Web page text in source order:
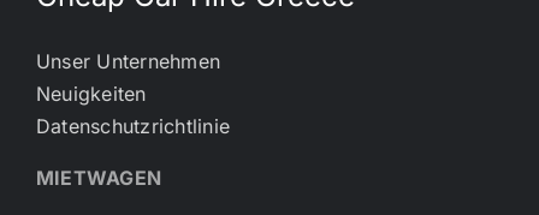
Unser Unternehmen
Neuigkeiten
Datenschutzrichtlinie
MIETWAGEN